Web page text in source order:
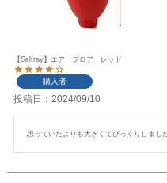
【Selfray】エアーブロア レッド
購入者
投稿日 2024/09/10
思っていたよりも大きくてびっくりしました